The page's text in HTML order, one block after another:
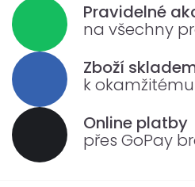
Pravidelné
na všechny
Zboží
k
Online platby
přes GoPay